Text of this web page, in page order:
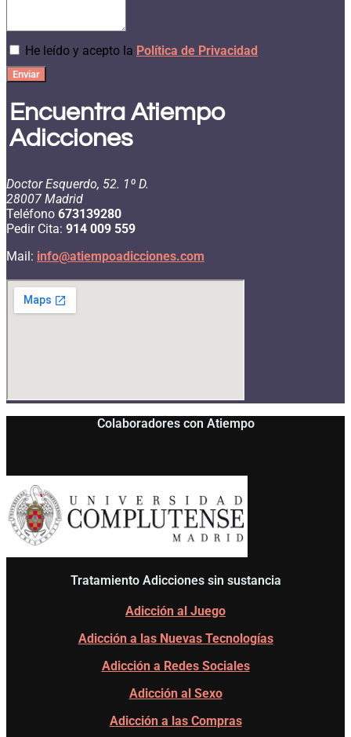
He leído y acepto la Política de Privacidad
Enviar
Encuentra Atiempo
Adicciones
Doctor Esquerdo, 52. 1º D.
28007 Madrid
Teléfono 673139280
Pedir Cita: 914 009 559
Mail: info@atiempoadicciones.com
Colaboradores con Atiempo
Tratamiento Adicciones sin sustancia
Adicción al Juego
Adicción a las Nuevas Tecnologías
Adicción a Redes Sociales
Adicción al Sexo
Adicción a las Compras